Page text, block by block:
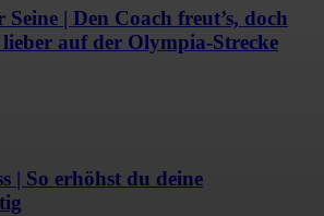
| Den Coach freut’s, doch
auf der Olympia-Strecke
| So erhöhst du deine